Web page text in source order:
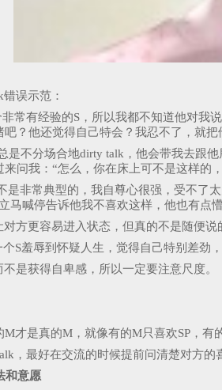
误示范：
常有经验的S，所以我都不知道他对我
？他还觉得自己特会？我忍不了，就把
是不分场合地dirty talk，他会带我去跟
问我：“怎么，你在床上可不是这样的
是非常典型的，我自尊心很强，受不了
马喊停告诉他我不喜欢这样，他也有点
方更容易进入状态，但真的不是随便
S羞辱到怀疑人生，觉得自己特别差劲
是获得自卑感，所以一定要注意尺度。
才是真的M，就像有的M只喜欢SP，
，最好在交流的时候提前问清楚对方
和意愿